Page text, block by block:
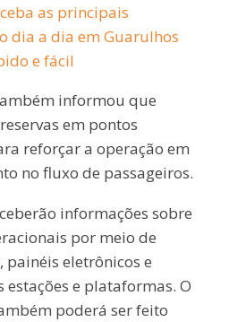
as principais
dia a dia em Guarulhos
e fácil
informou que
em pontos
reforçar a operação em
no fluxo de passageiros.
informações sobre
por meio de
painéis eletrônicos e
estações e plataformas. O
poderá ser feito